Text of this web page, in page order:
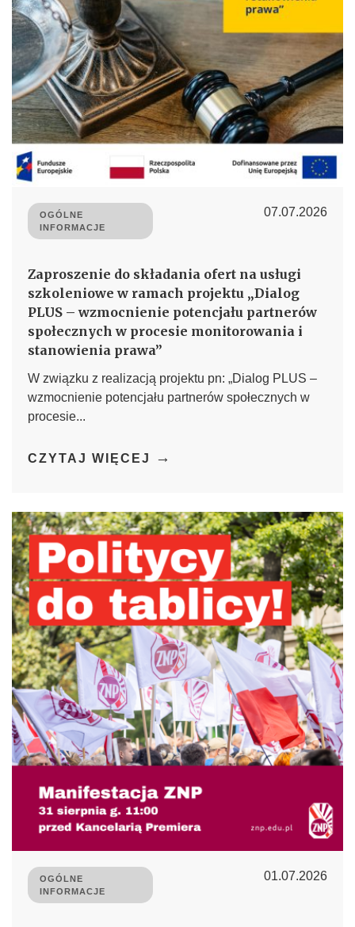
OGÓLNE
INFORMACJE
07.07.2026
Zaproszenie do składania ofert na usługi
szkoleniowe w ramach projektu „Dialog
PLUS – wzmocnienie potencjału partnerów
społecznych w procesie monitorowania i
stanowienia prawa”
W związku z realizacją projektu pn: „Dialog PLUS –
wzmocnienie potencjału partnerów społecznych w
procesie...
CZYTAJ WIĘCEJ →
OGÓLNE
INFORMACJE
01.07.2026